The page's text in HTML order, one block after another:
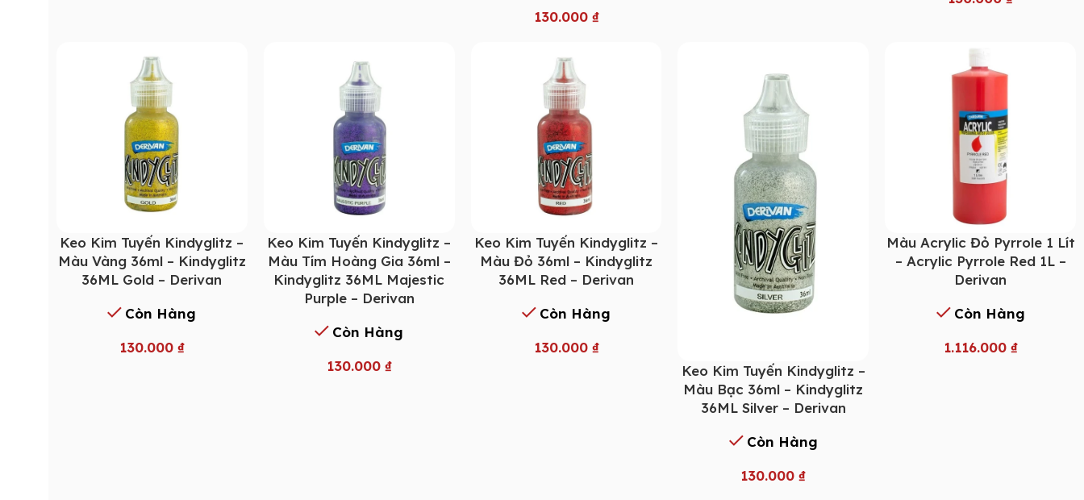
130.000 ₫
Keo Kim Tuyến Kindyglitz –
Màu Vàng 36ml – Kindyglitz
36ML Gold – Derivan
Còn Hàng
130.000 ₫
Keo Kim Tuyến Kindyglitz –
Màu Tím Hoàng Gia 36ml –
Kindyglitz 36ML Majestic
Purple – Derivan
Còn Hàng
130.000 ₫
Keo Kim Tuyến Kindyglitz –
Màu Đỏ 36ml – Kindyglitz
36ML Red – Derivan
Còn Hàng
130.000 ₫
Keo Kim Tuyến Kindyglitz –
Màu Bạc 36ml – Kindyglitz
36ML Silver – Derivan
Còn Hàng
130.000₫
Màu Acrylic Đỏ Pyrrole 1 Lít
– Acrylic Pyrrole Red 1L –
Derivan
Còn Hàng
1.116.000 ₫